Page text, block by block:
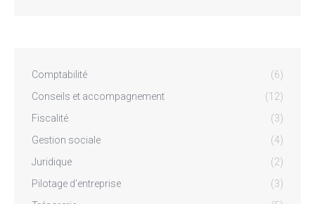
Comptabilité
(6)
Conseils et accompagnement
(12)
Fiscalité
(3)
Gestion sociale
(4)
Juridique
(2)
Pilotage d'entreprise
(3)